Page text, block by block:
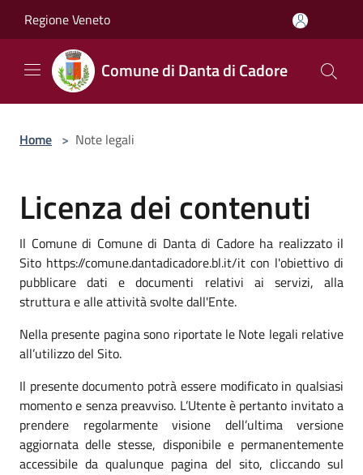
Regione Veneto
Comune di Danta di Cadore
Home > Note legali
Licenza dei contenuti
Il Comune di Comune di Danta di Cadore ha realizzato il
Sito https://comune.dantadicadore.bl.it/it con l'obiettivo di
pubblicare dati e documenti relativi ai servizi, alla
struttura e alle attività svolte dall'Ente.
Nella presente pagina sono riportate le Note legali relative
all’utilizzo del Sito.
Il presente documento potrà essere modificato in qualsiasi
momento e senza preavviso. L’Utente è pertanto invitato a
prendere regolarmente visione dell’ultima versione
aggiornata delle stesse, disponibile e permanentemente
accessibile da qualunque pagina del sito, cliccando sul